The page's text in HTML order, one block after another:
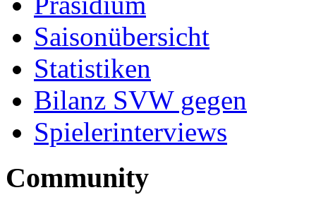
Saisonübersicht
Statistiken
Bilanz SVW gegen
Spielerinterviews
Community